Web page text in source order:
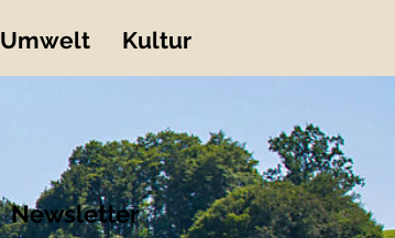
Umwelt Kultur
Newsletter